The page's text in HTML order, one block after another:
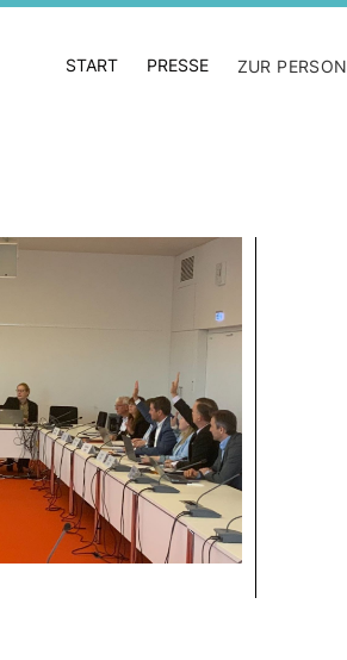
START PRESSE ZUR PERSON